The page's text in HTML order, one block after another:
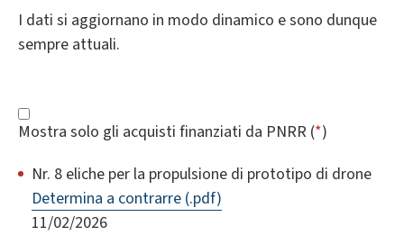
I dati si aggiornano in modo dinamico e sono dunque
sempre attuali.
Mostra solo gli acquisti finanziati da PNRR (*)
Nr. 8 eliche per la propulsione di prototipo di drone
Determina a contrarre (.pdf)
11/02/2026